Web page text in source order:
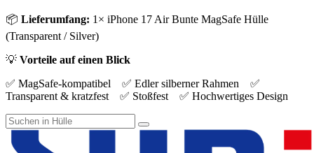
📦 Lieferumfang: 1× iPhone 17 Air Bunte MagSafe Hülle
(Transparent / Silver)
💡 Vorteile auf einen Blick
✅ MagSafe-kompatibel ✅ Edler silberner Rahmen ✅
Transparent & kratzfest ✅ Stoßfest ✅ Hochwertiges Design